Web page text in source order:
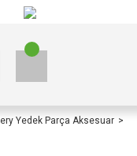
Yedek Parça Aksesuar